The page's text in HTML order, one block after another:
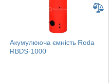
Акумулююча ємність Roda
RBDS-1000